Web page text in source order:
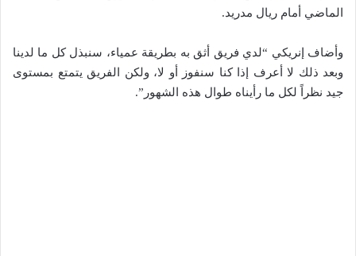
الماضي أمام ريال مدريد.
وأضاف إنريكي “لدي فريق أثق به بطريقة عمياء، سنبذل كل ما لدينا
وبعد ذلك لا أعرف إذا كنا سنفوز أو لا، ولكن الفريق يتمتع بمستوى
جيد نظراً لكل ما رأيناه طوال هذه الشهور”.